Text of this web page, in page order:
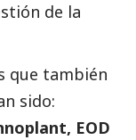
de la
que también
sido:
EOD